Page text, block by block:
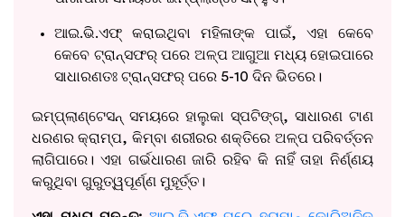
ଆଇ.ଭି.ଏଫ୍ କରାଇଥିବା ମହିଳାଙ୍କ ପାଇଁ, ଏହା କେବେ
କେବେ ଟ୍ରାନ୍ସଫର୍ ପରେ ଅଳ୍ପ ଆଗୁଆ ମଧ୍ୟ ହୋଇପାରେ
ସାଧାରଣତଃ ଟ୍ରାନ୍ସଫର୍ ପରେ 5-10 ଦିନ ଭିତରେ।
ଇମ୍ପ୍ଲାଣ୍ଟେସନ୍ ସମୟରେ ହାଲୁକା ସ୍ପଟିଙ୍ଗ୍, ସାଧାରଣ ଟାଣ
ଧରଣର କ୍ରାମ୍ପ, କିମ୍ବା ଶରୀରର ଶକ୍ତିରେ ଅଳ୍ପ ପରିବର୍ତ୍ତନ
ଲାଗିପାରେ। ଏହା ଗର୍ଭଧାରଣ ଜାରି ରହିବ କି ନାହିଁ ତାହା ନିର୍ଣ୍ଣୟ
କରୁଥିବା ଗୁରୁତ୍ୱପୂର୍ଣ୍ଣ ମୁହୂର୍ତ୍ତ।